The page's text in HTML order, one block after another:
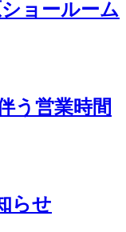
ョールーム
う営業時間
らせ